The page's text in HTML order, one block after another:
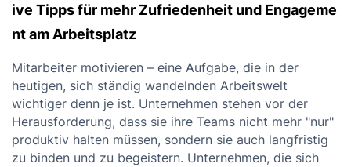
ive Tipps für mehr Zufriedenheit und Engageme
nt am Arbeitsplatz
Mitarbeiter motivieren – eine Aufgabe, die in der
heutigen, sich ständig wandelnden Arbeitswelt
wichtiger denn je ist. Unternehmen stehen vor der
Herausforderung, dass sie ihre Teams nicht mehr "nur"
produktiv halten müssen, sondern sie auch langfristig
zu binden und zu begeistern. Unternehmen, die sich